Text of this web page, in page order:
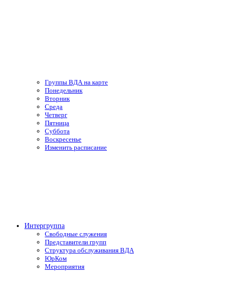
Группы ВДА на карте
Понедельник
Вторник
Среда
Четверг
Пятница
Суббота
Воскресенье
Изменить расписание
Интергруппа
Свободные служения
Представители групп
Структура обслуживания ВДА
ЮрКом
Мероприятия